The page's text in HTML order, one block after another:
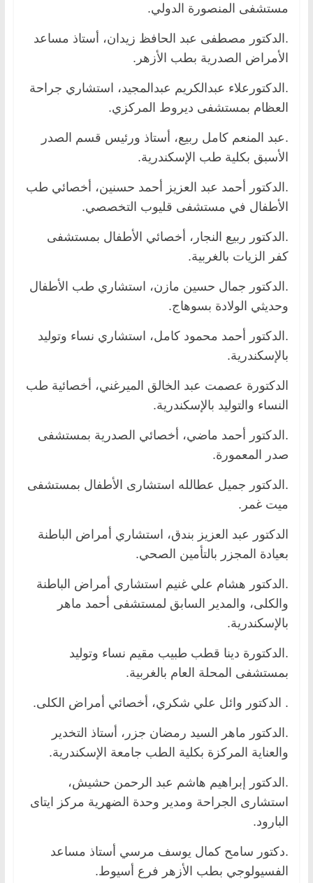
مستشفى المنصورة الدولي.
.الدكتور مصطفى عبد الحافظ زيدان، أستاذ مساعد
الأمراض الصدرية بطب الأزهر.
.الدكتورعلاء عبدالكريم عبدالمجيد، استشاري جراحة
العظام بمستشفى ديروط المركزي.
.عبد المنعم كامل ربيع، أستاذ ورئيس قسم الصدر
الأسبق بكلية طب الإسكندرية.
.الدكتور أحمد عبد العزيز أحمد حسنين، أخصائي طب
الأطفال في مستشفى قليوب التخصصي.
.الدكتور ربيع النجار، أخصائي الأطفال بمستشفى
كفر الزيات بالغربية.
.الدكتور جمال حسين مازن، استشاري طب الأطفال
وحديثي الولادة بسوهاج.
.الدكتور أحمد محمود كامل، استشاري نساء وتوليد
بالإسكندرية.
الدكتورة عصمت عبد الخالق الميرغني، أخصائية طب
النساء والتوليد بالإسكندرية.
.الدكتور أحمد ماضي، أخصائي الصدرية بمستشفى
صدر المعمورة.
.الدكتور جميل عطالله استشارى الأطفال بمستشفى
ميت غمر.
الدكتور عبد العزيز بندق، استشاري أمراض الباطنة
بعيادة المجزر بالتأمين الصحي.
.الدكتور هشام علي غنيم استشاري أمراض الباطنة
والكلى، والمدير السابق لمستشفى أحمد ماهر
بالإسكندرية.
.الدكتورة دينا قطب طبيب مقيم نساء وتوليد
بمستشفى المحلة العام بالغربية.
. الدكتور وائل علي شكري، أخصائي أمراض الكلى.
.الدكتور ماهر السيد رمضان جزر، أستاذ التخدير
والعناية المركزة بكلية الطب جامعة الإسكندرية.
.الدكتور إبراهيم هاشم عبد الرحمن حشيش،
استشارى الجراحة ومدير وحدة الضهرية مركز ايتاى
البارود.
.دكتور سامح كمال يوسف مرسي أستاذ مساعد
الفسيولوجي بطب الأزهر فرع أسيوط.